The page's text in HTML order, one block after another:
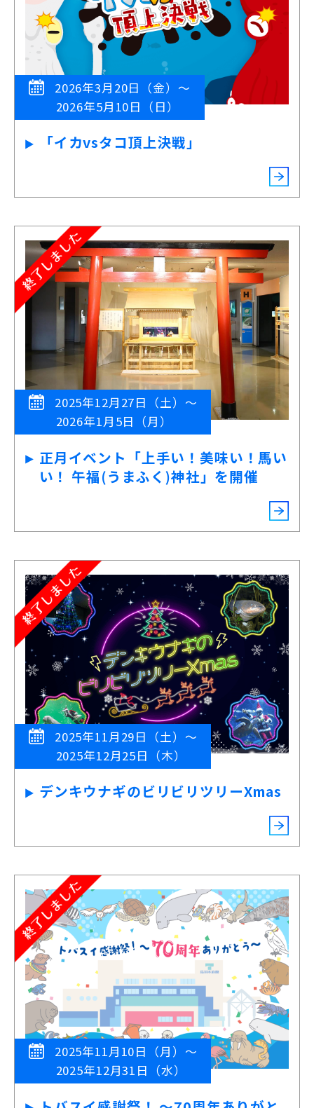
2026年3月20日（金）～
2026年5月10日（日）
「イカvsタコ頂上決戦」
2025年12月27日（土）～
2026年1月5日（月）
正月イベント「上手い！美味い！馬い
い！ 午福(うまふく)神社」を開催
2025年11月29日（土）～
2025年12月25日（木）
デンキウナギのビリビリツリーXmas
2025年11月10日（月）～
2025年12月31日（水）